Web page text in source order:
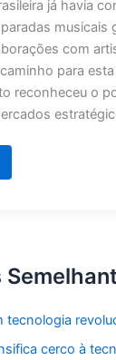
já havia
musicais
com
para
reconheceu o
tecnologia
cerco à